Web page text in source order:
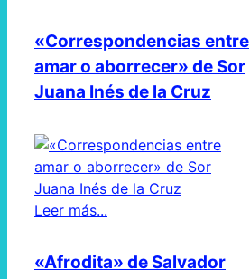
«Correspondencias entre
amar o aborrecer» de Sor
Juana Inés de la Cruz
Leer más...
«Afrodita» de Salvador